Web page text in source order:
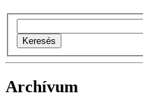
Archívum